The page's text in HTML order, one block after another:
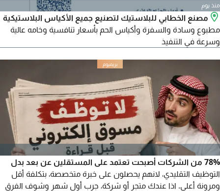
منذ يوم
مصنع الخطابي للبلاستيك لتصنيع جميع الأكياس البلاستيكية
مطبوع وسادة والسفرة وأكياس الحم بأسعار تنافسية وخامه عالية
وسرعة في التنفيذ
78% من الشركات أصبحت تعتمد على المستقلين عن بعد بدل
التوظيف التقليدي، لانهم يحصلون على خبرة متخصصة، بتكلفة أقل
ومرونة أعلى. اذا عندك متجر أو شركة، جرب أول شهر وشوف الفرق